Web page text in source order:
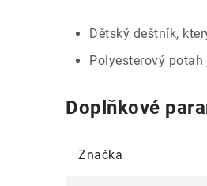
Dětský deštník,
Polyesterový
Doplňkové
Značka